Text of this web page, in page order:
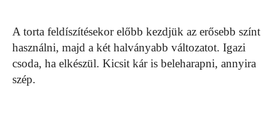
A torta feldíszítésekor előbb kezdjük az erősebb színt
használni, majd a két halványabb változatot. Igazi
csoda, ha elkészül. Kicsit kár is beleharapni, annyira
szép.